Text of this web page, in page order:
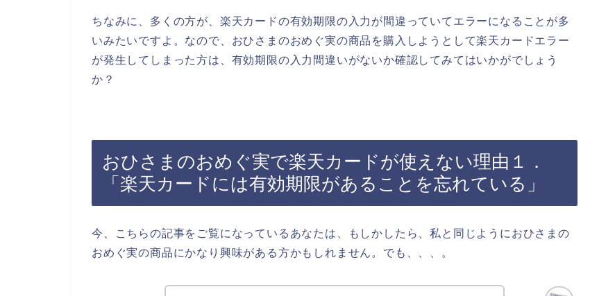
ちなみに、多くの方が、楽天カードの有効期限の入力が間違っていてエラーになることが多
いみたいですよ。なので、おひさまのおめぐ実の商品を購入しようとして楽天カードエラー
が発生してしまった方は、有効期限の入力間違いがないか確認してみてはいかがでしょう
か？
おひさまのおめぐ実で楽天カードが使えない理由１．
「楽天カードには有効期限があることを忘れている」
今、こちらの記事をご覧になっているあなたは、もしかしたら、私と同じようにおひさまの
おめぐ実の商品にかなり興味がある方かもしれません。でも、、、。